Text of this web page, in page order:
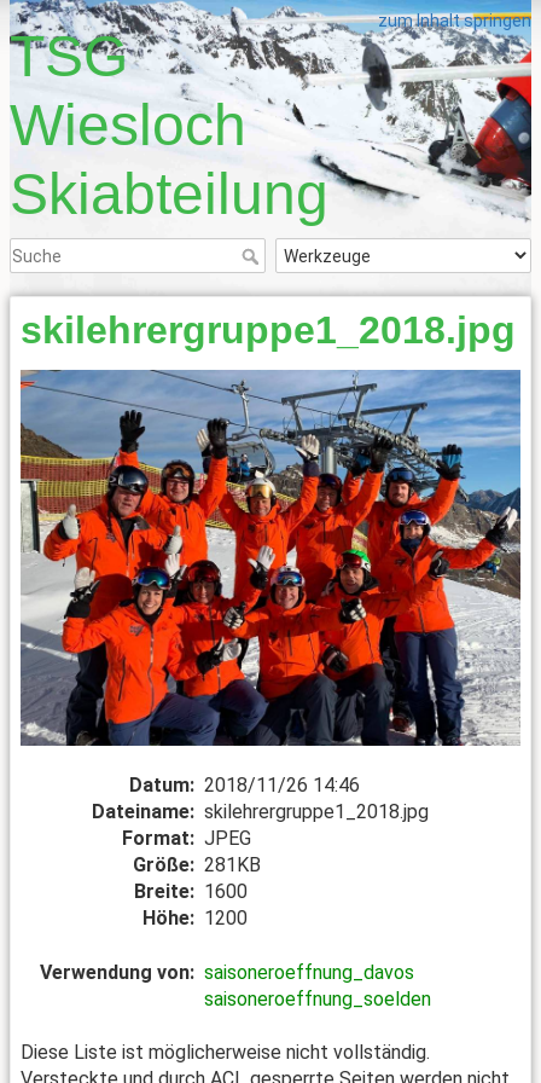
zum Inhalt springen
TSG
Wiesloch
Skiabteilung
skilehrergruppe1_2018.jpg
Datum: 2018/11/26 14:46
Dateiname: skilehrergruppe1_2018.jpg
Format: JPEG
Größe: 281KB
Breite: 1600
Höhe: 1200
Verwendung von: saisoneroeffnung_davos
saisoneroeffnung_soelden
Diese Liste ist möglicherweise nicht vollständig.